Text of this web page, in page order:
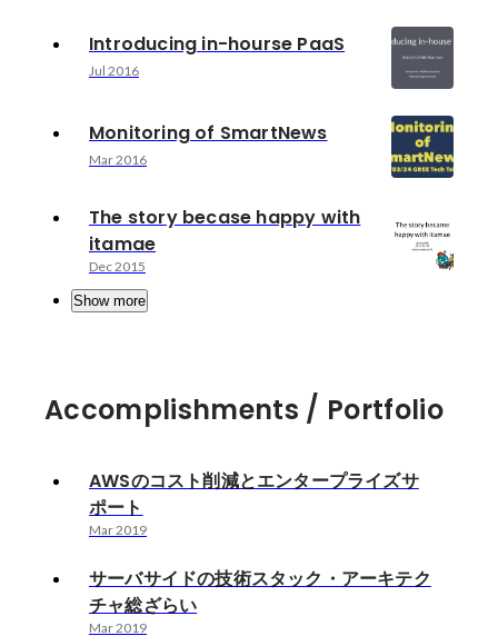
Introducing in-hourse PaaS
Jul 2016
Monitoring of SmartNews
Mar 2016
The story becase happy with
itamae
Dec 2015
Show more
Accomplishments / Portfolio
AWSのコスト削減とエンタープライズサ
ポート
Mar 2019
サーバサイドの技術スタック・アーキテク
チャ総ざらい
Mar 2019